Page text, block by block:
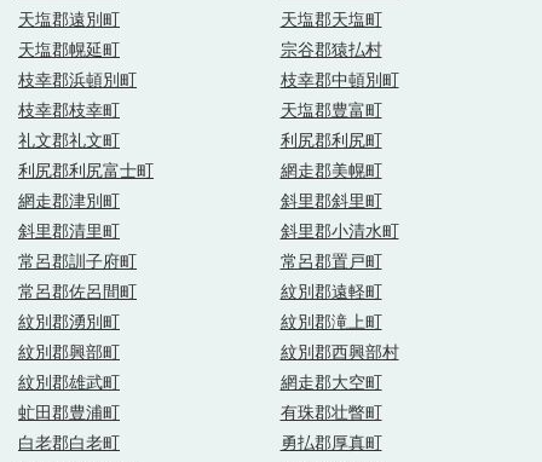
天塩郡遠別町
天塩郡天塩町
天塩郡幌延町
宗谷郡猿払村
枝幸郡浜頓別町
枝幸郡中頓別町
枝幸郡枝幸町
天塩郡豊富町
礼文郡礼文町
利尻郡利尻町
利尻郡利尻富士町
網走郡美幌町
網走郡津別町
斜里郡斜里町
斜里郡清里町
斜里郡小清水町
常呂郡訓子府町
常呂郡置戸町
常呂郡佐呂間町
紋別郡遠軽町
紋別郡湧別町
紋別郡滝上町
紋別郡興部町
紋別郡西興部村
紋別郡雄武町
網走郡大空町
虻田郡豊浦町
有珠郡壮瞥町
白老郡白老町
勇払郡厚真町